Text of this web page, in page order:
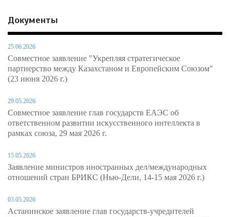
Документы
25.06.2026
Совместное заявление "Укрепляя стратегическое
партнерство между Казахстаном и Европейским Союзом"
(23 июня 2026 г.)
29.05.2026
Совместное заявление глав государств ЕАЭС об
ответственном развитии искусственного интеллекта в
рамках союза, 29 мая 2026 г.
15.05.2026
Заявление министров иностранных дел/международных
отношений стран БРИКС (Нью-Дели, 14-15 мая 2026 г.)
03.05.2026
Астанинское заявление глав государств-учредителей